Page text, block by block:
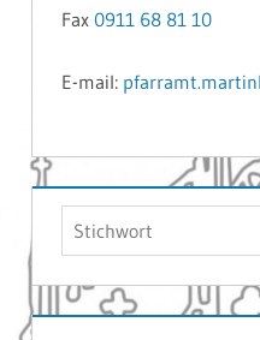
Fax 0911 68 81 10
E-mail:
Suchen